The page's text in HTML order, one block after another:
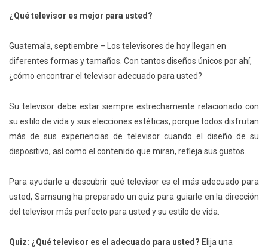
¿Qué televisor es mejor para usted?
Guatemala, septiembre – Los televisores de hoy llegan en
diferentes formas y tamaños. Con tantos diseños únicos por ahí,
¿cómo encontrar el televisor adecuado para usted?
Su televisor debe estar siempre estrechamente relacionado con
su estilo de vida y sus elecciones estéticas, porque todos disfrutan
más de sus experiencias de televisor cuando el diseño de su
dispositivo, así como el contenido que miran, refleja sus gustos.
Para ayudarle a descubrir qué televisor es el más adecuado para
usted, Samsung ha preparado un quiz para guiarle en la dirección
del televisor más perfecto para usted y su estilo de vida.
Quiz: ¿Qué televisor es el adecuado para usted? Elija una